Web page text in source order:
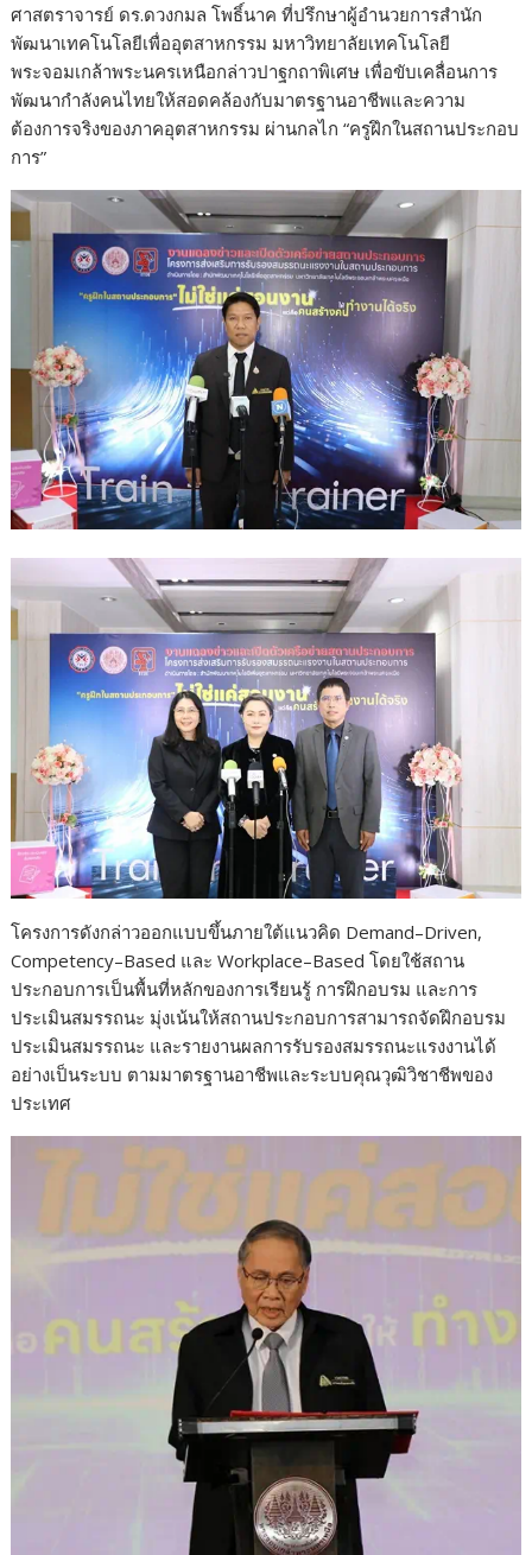
ศาสตราจารย์ ดร.ดวงกมล โพธิ์นาค ที่ปรึกษาผู้อำนวยการสำนัก
พัฒนาเทคโนโลยีเพื่ออุตสาหกรรม มหาวิทยาลัยเทคโนโลยี
พระจอมเกล้าพระนครเหนือกล่าวปาฐกถาพิเศษ เพื่อขับเคลื่อนการ
พัฒนากำลังคนไทยให้สอดคล้องกับมาตรฐานอาชีพและความ
ต้องการจริงของภาคอุตสาหกรรม ผ่านกลไก “ครูฝึกในสถานประกอบ
การ”
โครงการดังกล่าวออกแบบขึ้นภายใต้แนวคิด Demand–Driven,
Competency–Based และ Workplace–Based โดยใช้สถาน
ประกอบการเป็นพื้นที่หลักของการเรียนรู้ การฝึกอบรม และการ
ประเมินสมรรถนะ มุ่งเน้นให้สถานประกอบการสามารถจัดฝึกอบรม
ประเมินสมรรถนะ และรายงานผลการรับรองสมรรถนะแรงงานได้
อย่างเป็นระบบ ตามมาตรฐานอาชีพและระบบคุณวุฒิวิชาชีพของ
ประเทศ